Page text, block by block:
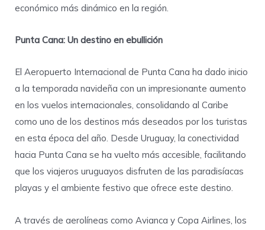
económico más dinámico en la región.
Punta Cana: Un destino en ebullición
El Aeropuerto Internacional de Punta Cana ha dado inicio
a la temporada navideña con un impresionante aumento
en los vuelos internacionales, consolidando al Caribe
como uno de los destinos más deseados por los turistas
en esta época del año. Desde Uruguay, la conectividad
hacia Punta Cana se ha vuelto más accesible, facilitando
que los viajeros uruguayos disfruten de las paradisíacas
playas y el ambiente festivo que ofrece este destino.
A través de aerolíneas como Avianca y Copa Airlines, los